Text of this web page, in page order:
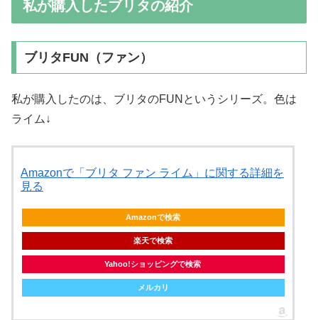
私が購入したブリタの紹介
ブリタFUN（ファン）
私が購入したのは、ブリタのFUNというシリーズ。色は
ライム↓
Amazonで「ブリタ ファン ライム」に関する詳細を
見る
Amazonで検索
楽天で検索
Yahoo!ショッピングで検索
メルカリ